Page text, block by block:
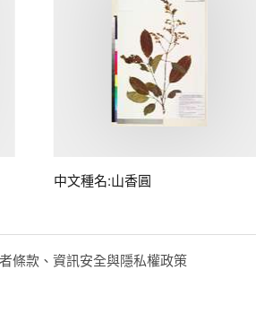
中文種名:山香圓
條款、資訊安全與隱私權政策